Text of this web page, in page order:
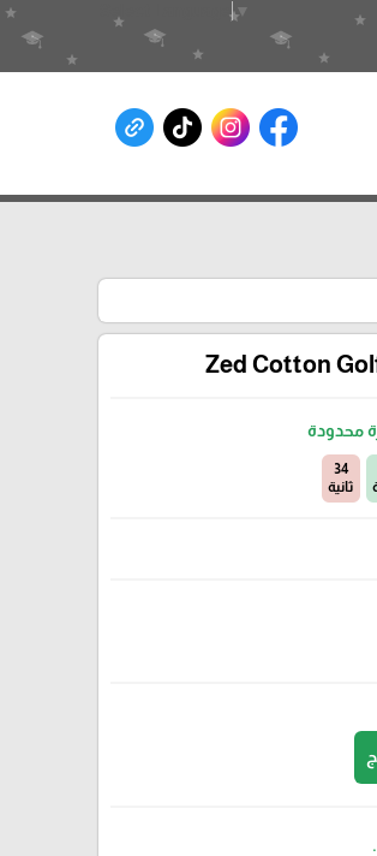
Select Language▼
Zed Cotton
محدودة
33
ثانية